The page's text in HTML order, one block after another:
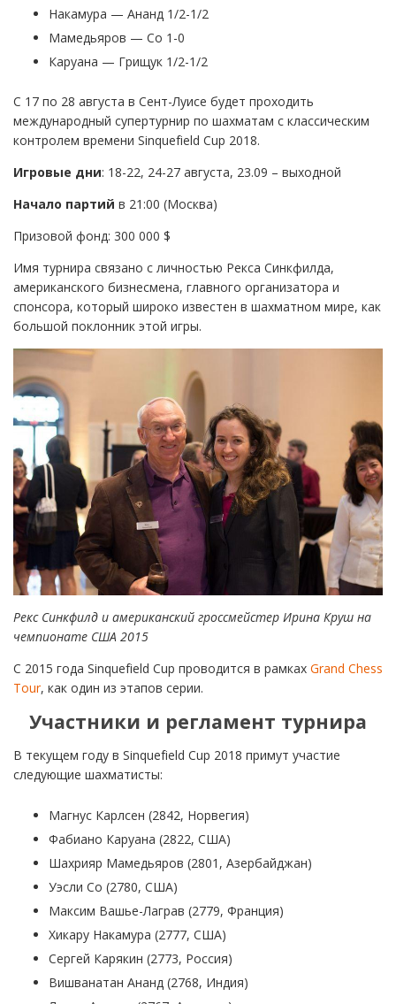
Накамура — Ананд 1/2-1/2
Мамедьяров — Со 1-0
Каруана — Грищук 1/2-1/2
C 17 по 28 августа в Сент-Луисе будет проходить
международный супертурнир по шахматам с классическим
контролем времени Sinquefield Cup 2018.
Игровые дни: 18-22, 24-27 августа, 23.09 – выходной
Начало партий в 21:00 (Москва)
Призовой фонд: 300 000 $
Имя турнира связано с личностью Рекса Синкфилда,
американского бизнесмена, главного организатора и
спонсора, который широко известен в шахматном мире, как
большой поклонник этой игры.
Рекс Синкфилд и американский гроссмейстер Ирина Круш на
чемпионате США 2015
C 2015 года Sinquefield Cup проводится в рамках Grand Chess
Tour, как один из этапов серии.
Участники и регламент турнира
В текущем году в Sinquefield Cup 2018 примут участие
следующие шахматисты:
Магнус Карлсен (2842, Норвегия)
Фабиано Каруана (2822, США)
Шахрияр Мамедьяров (2801, Азербайджан)
Уэсли Со (2780, США)
Максим Вашье-Лаграв (2779, Франция)
Хикару Накамура (2777, США)
Сергей Карякин (2773, Россия)
Вишванатан Ананд (2768, Индия)